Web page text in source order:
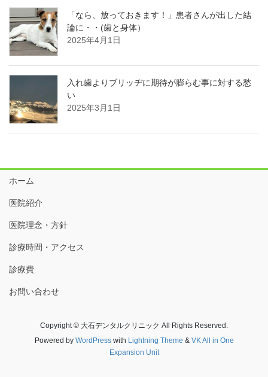
「なら、放っておきます！」患者さんが出した結
論に・・(歯と身体）
2025年4月1日
入れ歯よりブリッヂに期待が膨らむ事に対する愁
い
2025年3月1日
ホーム
医院紹介
医院理念・方針
診療時間・アクセス
診療費
お問い合わせ
Copyright © 大石デンタルクリニック All Rights Reserved.
Powered by WordPresswith Lightning Theme & VK All in One
Expansion Unit